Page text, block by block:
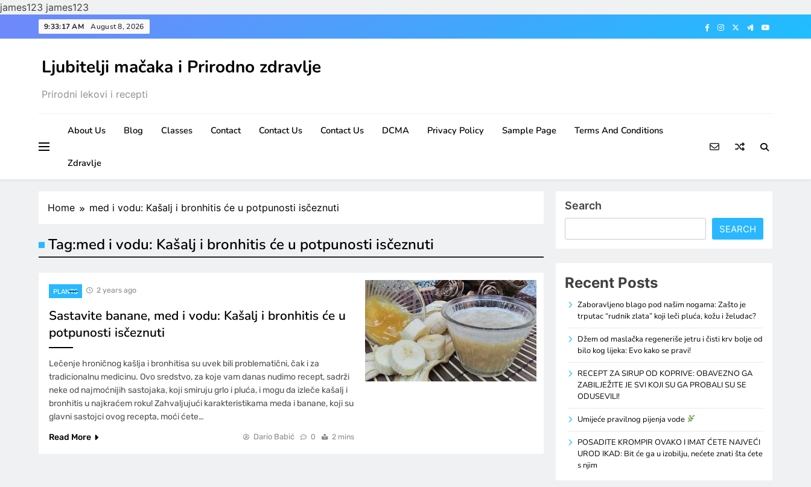
james123 james123
to
9:33:17 AM August 8, 2026
Ljubitelji mačaka i Prirodno zdravlje
Prirodni lekovi i recepti
About Us Blog Classes Contact Contact Us Contact Us DCMA Privacy Policy Sample Page Terms And Conditions
Zdravlje
Home med i vodu: Kašalj i bronhitis će u potpunosti isčeznuti
Tag:med i vodu: Kašalj i bronhitis će u potpunosti isčeznuti
PLANTS 2 years ago
Sastavite banane, med i vodu: Kašalj i bronhitis će u
potpunosti isčeznuti
Lečenje hroničnog kašlja i bronhitisa su uvek bili problematični, čak i za
tradicionalnu medicinu. Ovo sredstvo, za koje vam danas nudimo recept, sadrži
neke od najmoćnijih sastojaka, koji smiruju grlo i pluća, i mogu da izleče kašalj i
bronhitis u najkraćem roku! Zahvaljujući karakteristikama meda i banane, koji su
glavni sastojci ovog recepta, moći ćete…
Read More
Dario Babić 0 2 mins
Search
SEARCH
Recent Posts
Zaboravljeno blago pod našim nogama: Zašto je
trputac “rudnik zlata” koji leči pluća, kožu i želudac?
Džem od maslačka regeneriše jetru i čisti krv bolje od
bilo kog lijeka: Evo kako se pravi!
RECEPT ZA SIRUP OD KOPRIVE: OBAVEZNO GA
ZABILJEŽITE JE SVI KOJI SU GA PROBALI SU SE
ODUSEVILI!
Umijeće pravilnog pijenja vode
POSADITE KROMPIR OVAKO I IMAT ĆETE NAJVEĆI
UROD IKAD: Bit će ga u izobilju, nećete znati šta ćete
s njim